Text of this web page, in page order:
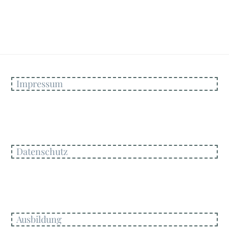
Impressum
Datenschutz
Ausbildung